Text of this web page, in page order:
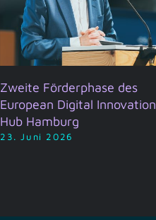
Zweite Förderphase des
European Digital Innovation
Hub Hamburg
23. Juni 2026